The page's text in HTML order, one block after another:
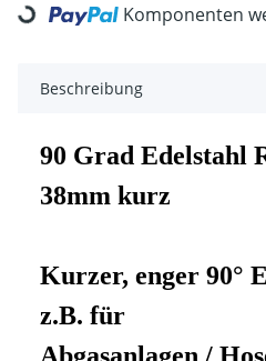
Loading... Komponenten
Beschreibung
90 Grad Edelstahl
38mm kurz
Kurzer, enger 90°
z.B. für
Abgasanlagen /